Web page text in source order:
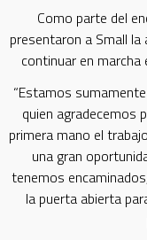
Como parte del
presentaron a Small
continuar en
“Estamos
quien agradecemos
primera mano el
una gran
tenemos
la puerta abierta